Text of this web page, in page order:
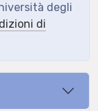
degli
di